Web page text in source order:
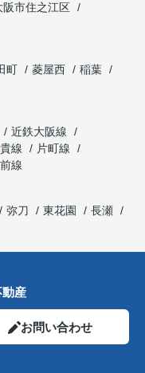
阪市住之江区
町 菱屋西
稲葉
近鉄大阪線
線
片町線
線
弥刀 東花園
長瀬
産
お問い合わせ